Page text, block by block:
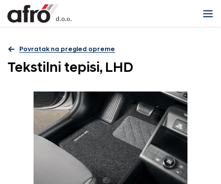
Povratak na pregled opreme
Tekstilni tepisi, LHD